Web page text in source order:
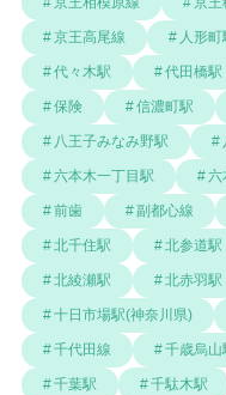
京王高尾線 人形町
代々木駅 代田橋駅
保険 信濃町駅
八王子みなみ野駅
六本木一丁目駅 六
前歯 副都心線
北千住駅 北参道駅
北綾瀬駅 北赤羽駅
十日市場駅(神奈川県)
千代田線 千歳烏山
千葉駅 千駄木駅